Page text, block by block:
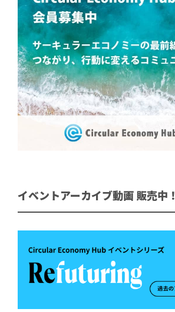
イベントアーカイブ動画 販売中！